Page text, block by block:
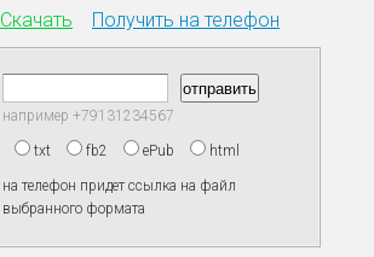
Скачать Получить на телефон
например +79131234567
txt fb2 ePub html
на телефон придет ссылка на файл
выбранного формата